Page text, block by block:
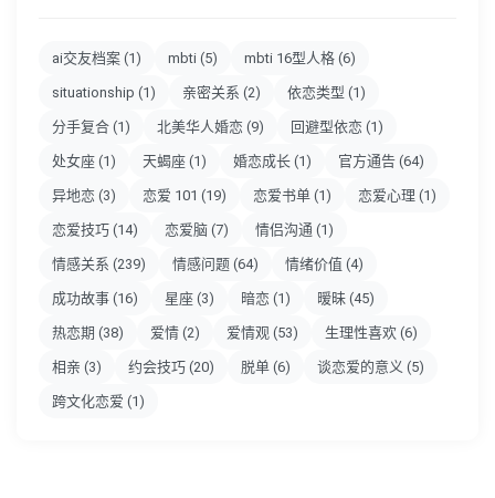
ai交友档案 (1) mbti (5) mbti 16型人格 (6)
situationship (1) 亲密关系 (2) 依恋类型 (1)
分手复合 (1) 北美华人婚恋 (9) 回避型依恋 (1)
处女座 (1) 天蝎座 (1) 婚恋成长 (1) 官方通告 (64)
异地恋 (3) 恋爱 101 (19) 恋爱书单 (1) 恋爱心理 (1)
恋爱技巧 (14) 恋爱脑 (7) 情侣沟通 (1)
情感关系 (239) 情感问题 (64) 情绪价值 (4)
成功故事 (16) 星座 (3) 暗恋 (1) 暧昧 (45)
热恋期 (38) 爱情 (2) 爱情观 (53) 生理性喜欢 (6)
相亲 (3) 约会技巧 (20) 脱单 (6) 谈恋爱的意义 (5)
跨文化恋爱 (1)